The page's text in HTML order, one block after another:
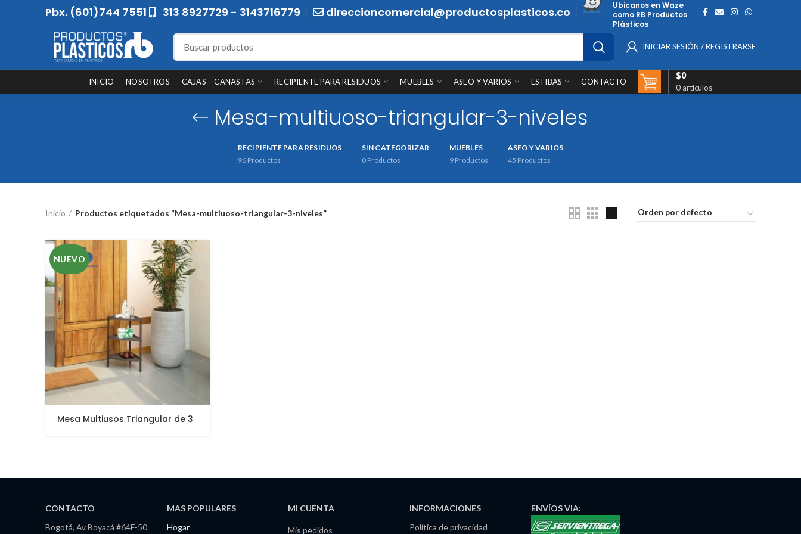
Pbx. (601)744 7551 313 8927729 - 3143716779 direccioncomercial@productosplasticos.co
Ubicanos en Waze
como RB Productos
Plásticos
INICIAR SESIÓN / REGISTRARSE
INICIO NOSOTROS CAJAS – CANASTAS RECIPIENTE PARA RESIDUOS MUEBLES ASEO Y VARIOS ESTIBAS CONTACTO
0 artículos
$0
Mesa-multiuoso-triangular-3-niveles
RECIPIENTE PARA RESIDUOS
96 Productos
SIN CATEGORIZAR
0 Productos
MUEBLES
9 Productos
ASEO Y VARIOS
45 Productos
Inicio Productos etiquetados “Mesa-multiuoso-triangular-3-niveles”
NUEVO
Mesa Multiusos Triangular de 3
CONTACTO
Bogotá, Av Boyacá #64F-50
MAS POPULARES
Hogar
MI CUENTA
Mis pedidos
INFORMACIONES
Política de privacidad
ENVÍOSVIA: